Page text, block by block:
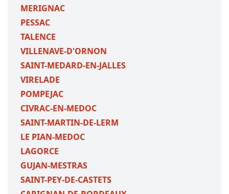
MERIGNAC
PESSAC
TALENCE
VILLENAVE-D'ORNON
SAINT-MEDARD-EN-JALLES
VIRELADE
POMPEJAC
CIVRAC-EN-MEDOC
SAINT-MARTIN-DE-LERM
LE PIAN-MEDOC
LAGORCE
GUJAN-MESTRAS
SAINT-PEY-DE-CASTETS